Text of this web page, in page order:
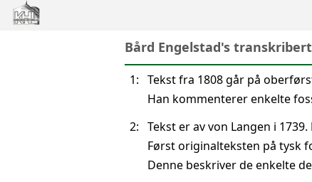
Bård Engelstad's
1: Tekst fra 1808 går på
Han kommenterer enkelte
2: Tekst er av von Langen i
Først originalteksten på tysk
Denne beskriver de enkelte